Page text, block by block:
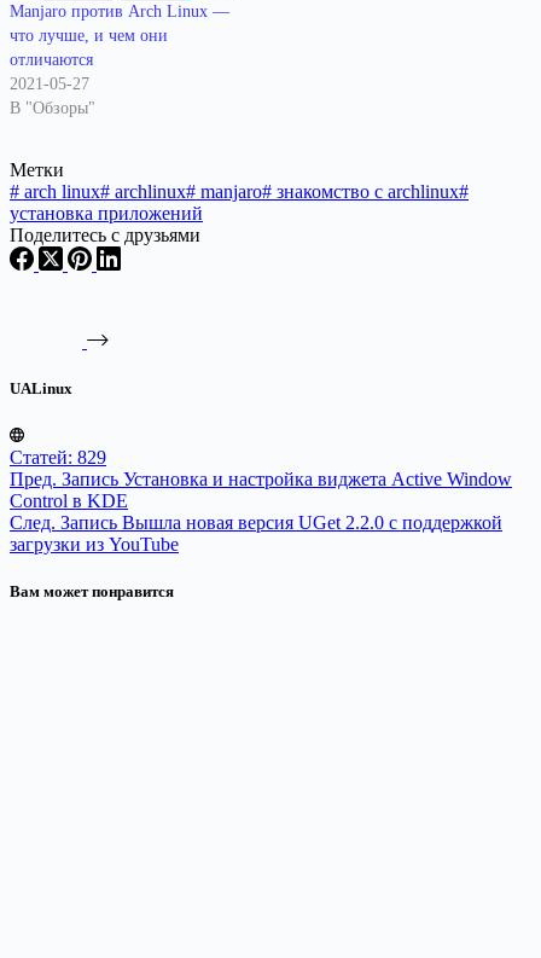
Manjaro против Arch Linux —
что лучше, и чем они
отличаются
2021-05-27
В "Обзоры"
Метки
# arch linux# archlinux# manjaro# знакомство с archlinux#
установка приложений
Поделитесь с друзьями
UALinux
Статей: 829
Пред. Запись Установка и настройка виджета Active Window
Control в KDE
След. Запись Вышла новая версия UGet 2.2.0 с поддержкой
загрузки из YouTube
Вам может понравится